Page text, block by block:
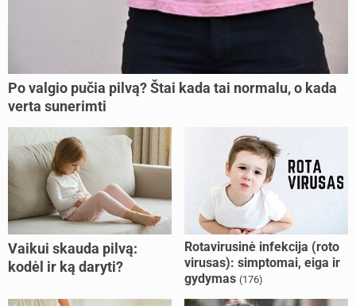
Po valgio pučia pilvą? Štai kada tai normalu, o kada
verta sunerimti
Vaikui skauda pilvą:
kodėl ir ką daryti?
Rotavirusinė infekcija (roto
virusas): simptomai, eiga ir
gydymas (176)